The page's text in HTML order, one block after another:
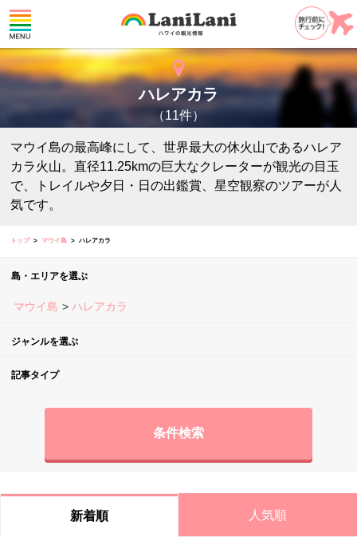
ハレアカラ
（11件）
マウイ島の最高峰にして、世界最大の休火山であるハレア
カラ火山。直径11.25kmの巨大なクレーターが観光の目玉
で、トレイルや夕日・日の出鑑賞、星空観察のツアーが人
気です。
トップ マウイ島 ハレアカラ
島・エリアを選ぶ
マウイ島 ハレアカラ
ジャンルを選ぶ
記事タイプ
条件検索
新着順 人気順